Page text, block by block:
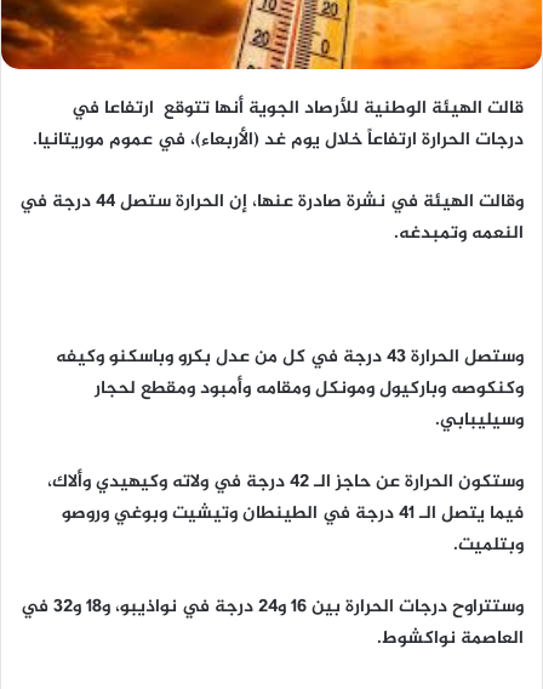
قالت الهيئة الوطنية للأرصاد الجوية أنها تتوقع ارتفاعا في
درجات الحرارة ارتفاعاً خلال يوم غد (الأربعاء)، في عموم موريتانيا.
وقالت الهيئة في نشرة صادرة عنها، إن الحرارة ستصل 44 درجة في
النعمه وتمبدغه.
وستصل الحرارة 43 درجة في كل من عدل بكرو وباسكنو وكيفه
وكنكوصه وباركيول ومونكل ومقامه وأمبود ومقطع لحجار
وسيليبابي.
وستكون الحرارة عن حاجز الـ 42 درجة في ولاته وكيهيدي وألاك،
فيما يتصل الـ 41 درجة في الطينطان وتيشيت وبوغي وروصو
وبتلميت.
وستتراوح درجات الحرارة بين 16 و24 درجة في نواذيبو، و18 و32 في
العاصمة نواكشوط.